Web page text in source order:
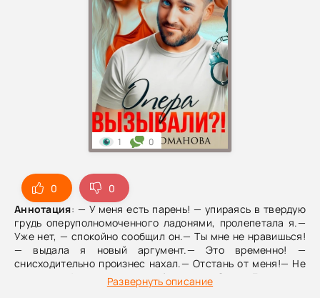
0
0
Аннотация: — У меня есть парень! — упираясь в твердую
грудь оперуполномоченного ладонями, пролепетала я.—
Уже нет, — спокойно сообщил он.— Ты мне не нравишься!
— выдала я новый аргумент.— Это временно! —
снисходительно произнес нахал.— Отстань от меня!— Не
дождешься! — хищно пообещал он.Опер Громов —
красавчик, бабник и невыносимый нахал, который не
Развернуть описание
1 0